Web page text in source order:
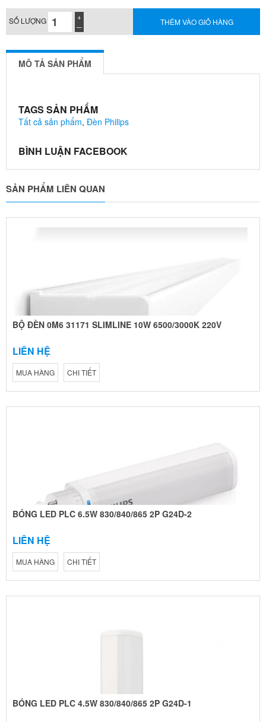
SỐ LƯỢNG THÊM VÀO GIỎ HÀNG
MÔ TẢ SẢN PHẨM
TAGS SẢN PHẨM
Tất cả sản phẩm, Đèn Philips
BÌNH LUẬN FACEBOOK
SẢN PHẨM LIÊN QUAN
BỘ ĐÈN 0M6 31171 SLIMLINE 10W 6500/3000K 220V
LIÊN HỆ
MUA HÀNG CHI TIẾT
BÓNG LED PLC 6.5W 830/840/865 2P G24D-2
LIÊN HỆ
MUA HÀNG CHI TIẾT
BÓNG LED PLC 4.5W 830/840/865 2P G24D-1